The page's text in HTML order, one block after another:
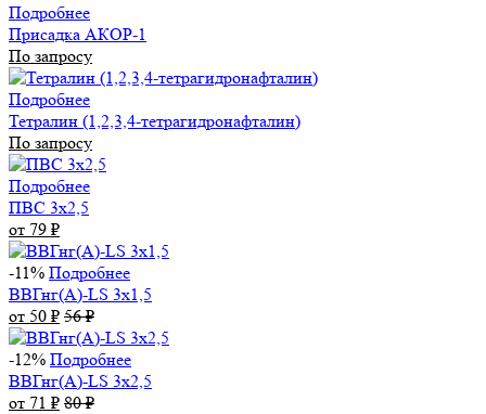
Подробнее
Присадка АКОР-1
По запросу
Подробнее
Тетралин (1,2,3,4-тетрагидронафталин)
По запросу
Подробнее
ПВС 3х2,5
от 79 ₽
-11% Подробнее
ВВГнг(А)-LS 3х1,5
от 50 ₽ 56₽
-12% Подробнее
ВВГнг(А)-LS 3х2,5
от 71 ₽ 80₽